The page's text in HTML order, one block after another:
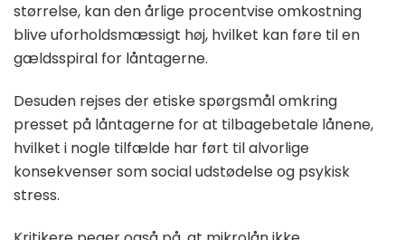
størrelse, kan den årlige procentvise omkostning
blive uforholdsmæssigt høj, hvilket kan føre til en
gældsspiral for låntagerne.
Desuden rejses der etiske spørgsmål omkring
presset på låntagerne for at tilbagebetale lånene,
hvilket i nogle tilfælde har ført til alvorlige
konsekvenser som social udstødelse og psykisk
stress.